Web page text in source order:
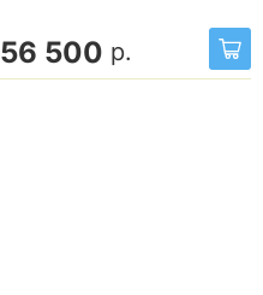
56 500 р.